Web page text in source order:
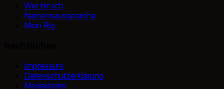
Wer bin ich
Namensaussprache
Mein Rig
Impressum
Datenschutzerklärung
Mediadaten